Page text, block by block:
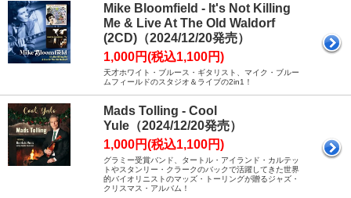
Mike Bloomfield - It's Not Killing
Me & Live At The Old Waldorf
(2CD)（2024/12/20発売）
1,000円(税込1,100円)
天才ホワイト・ブルース・ギタリスト、マイク・ブルー
ムフィールドのスタジオ＆ライブの2in1！
Mads Tolling - Cool
Yule（2024/12/20発売）
1,000円(税込1,100円)
グラミー受賞バンド、タートル・アイランド・カルテッ
トやスタンリー・クラークのバックで活躍してきた世界
的バイオリニストのマッズ・トーリングが贈るジャズ・
クリスマス・アルバム！